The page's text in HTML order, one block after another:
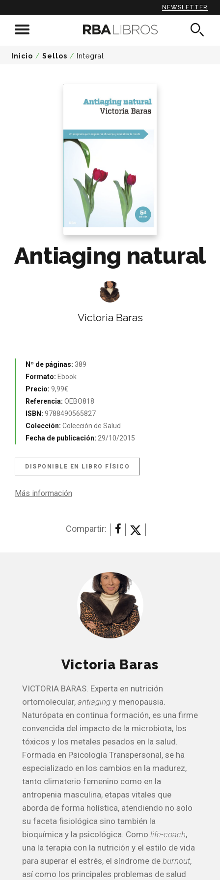
NEWSLETTER
Inicio / Sellos / Integral
Antiaging natural
Victoria Baras
Nº de páginas: 389
Formato: Ebook
Precio: 9,99€
Referencia: OEBO818
ISBN: 9788490565827
Colección: Colección de Salud
Fecha de publicación: 29/10/2015
DISPONIBLE EN LIBRO FÍSICO
Más información
Compartir:
Victoria Baras
VICTORIA BARAS. Experta en nutrición
ortomolecular, antiagingy menopausia.
Naturópata en continua formación, es una firme
convencida del impacto de la microbiota, los
tóxicos y los metales pesados en la salud.
Formada en Psicología Transpersonal, se ha
especializado en los cambios en la madurez,
tanto climaterio femenino como en la
antropenia masculina, etapas vitales que
aborda de forma holística, atendiendo no solo
su faceta fisiológica sino también la
bioquímica y la psicológica. Como life-coach,
una la terapia con la nutrición y el estilo de vida
para superar el estrés, el síndrome de burnout,
así como los principales problemas de salud